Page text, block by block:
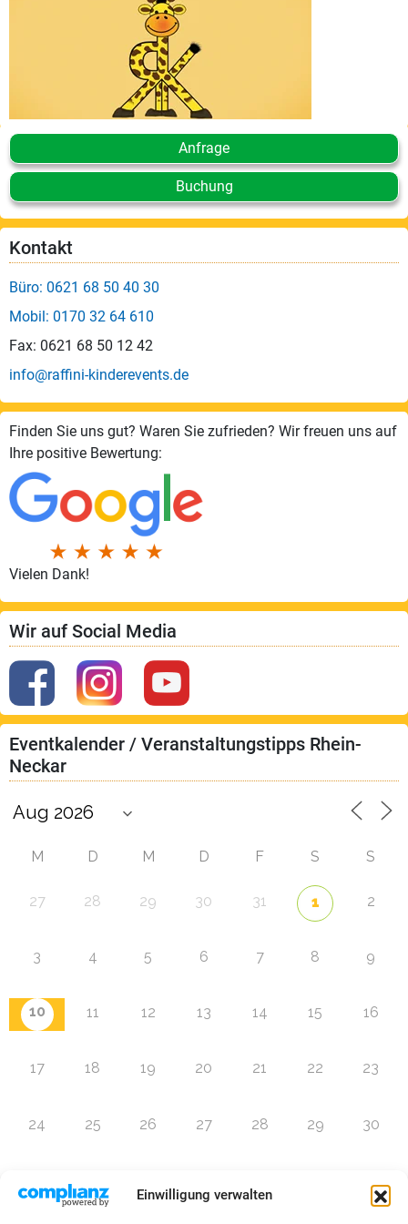
Einwilligung verwalten
Events
Videos
Referenzen
Blog
Jobs
Partner/Links
Anfrage
Buchung
Kontakt
Büro: 0621 68 50 40 30
Mobil: 0170 32 64 610
Fax: 0621 68 50 12 42
info@raffini-kinderevents.de
Finden Sie uns gut? Waren Sie zufrieden? Wir freuen uns auf
Ihre positive Bewertung:
Vielen Dank!
Wir auf Social Media
Eventkalender / Veranstaltungstipps Rhein-
Neckar
M D M D F S S
27 28 29 30 31 1 2
3 4 5 6 7 8 9
10 11 12 13 14 15 16
17 18 19 20 21 22 23
24 25 26 27 28 29 30